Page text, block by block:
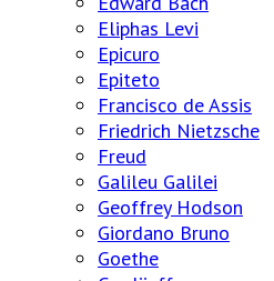
Eliphas Levi
Epicuro
Epiteto
Francisco de Assis
Friedrich Nietzsche
Freud
Galileu Galilei
Geoffrey Hodson
Giordano Bruno
Goethe